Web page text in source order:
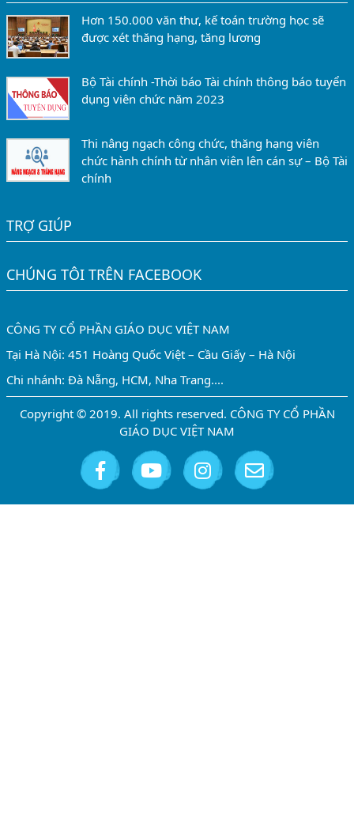
Hơn 150.000 văn thư, kế toán trường học sẽ
được xét thăng hạng, tăng lương
Bộ Tài chính -Thời báo Tài chính thông báo tuyển
dụng viên chức năm 2023
Thi nâng ngạch công chức, thăng hạng viên
chức hành chính từ nhân viên lên cán sự – Bộ Tài
chính
TRỢ GIÚP
CHÚNG TÔI TRÊN FACEBOOK
CÔNG TY CỔ PHẦN GIÁO DỤC VIỆT NAM
Tại Hà Nội: 451 Hoàng Quốc Việt – Cầu Giấy – Hà Nội
Chi nhánh: Đà Nẵng, HCM, Nha Trang....
Copyright © 2019. All rights reserved. CÔNG TY CỔ PHẦN
GIÁO DỤC VIỆT NAM